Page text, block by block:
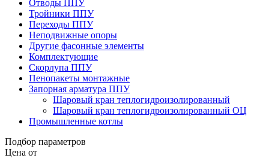
Отводы ППУ
Тройники ППУ
Переходы ППУ
Неподвижные опоры
Другие фасонные элементы
Комплектующие
Скорлупа ППУ
Пенопакеты монтажные
Запорная арматура ППУ
Шаровый кран теплогидроизолированный
Шаровый кран теплогидроизолированный ОЦ
Промышленные котлы
Подбор параметров
Цена от